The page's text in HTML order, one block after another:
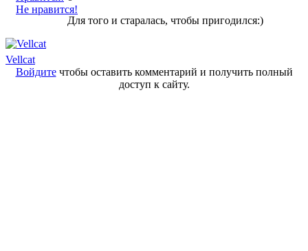
Не нравится!
Для того и старалась, чтобы пригодился:)
Vellcat
Войдитечтобы оставить комментарий и получить полный
доступ к сайту.